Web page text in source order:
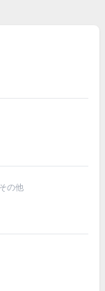
の他